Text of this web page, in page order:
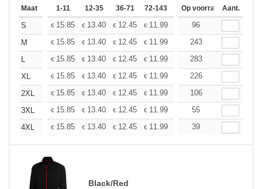
Maat 1-11 12-35 36-71 72-143 144-287 288 + Meer
Op voorraadAant.
S € 15.85 € 13.40 € 12.45 € 11.99 11.32
96
M
€ 15.85 € 13.40 € 12.45 € 11.99 11.32
243
L
€ 15.85 € 13.40 € 12.45 € 11.99 11.32
283
XL
€ 15.85 € 13.40 € 12.45 € 11.99 11.32
226
2XL
€ 15.85 € 13.40 € 12.45 € 11.99 11.32
106
3XL
€ 15.85 € 13.40 € 12.45 € 11.99 11.32
55
4XL
€ 15.85 € 13.40 € 12.45 € 11.99 11.32
39
Black/Red